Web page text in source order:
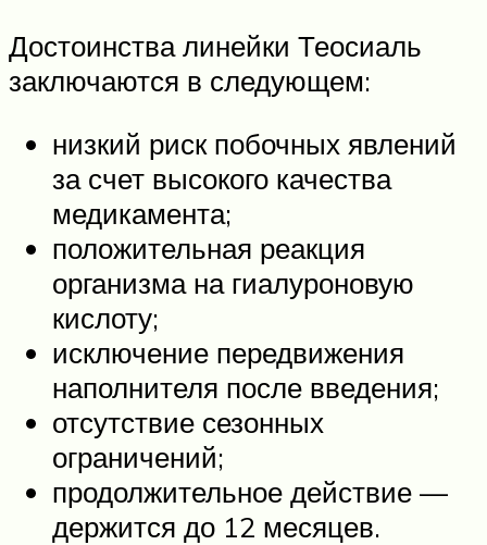
Достоинства линейки Теосиаль
заключаются в следующем:
низкий риск побочных явлений
за счет высокого качества
медикамента;
положительная реакция
организма на гиалуроновую
кислоту;
исключение передвижения
наполнителя после введения;
отсутствие сезонных
ограничений;
продолжительное действие —
держится до 12 месяцев.